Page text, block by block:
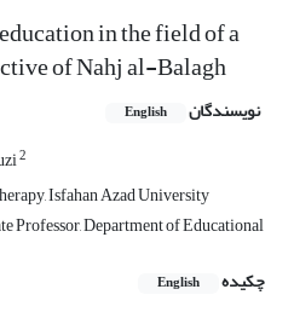
in the field of a
of Nahj al-Balagh
نویسندگان English
2
Isfahan Azad University
Professor, Department of Educational
چکیده
English